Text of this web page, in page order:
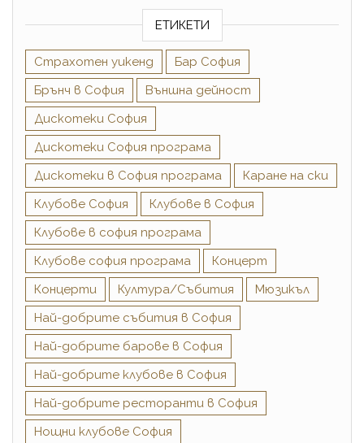
ЕТИКЕТИ
Cтрахотен уикенд
Бар София
Брънч в София
Външна дейност
Дискотеки София
Дискотеки София програма
Дискотеки в София програма
Каране на ски
Клубове София
Клубове в София
Клубове в софия програма
Клубове софия програма
Концерт
Концерти
Култура/Събития
Мюзикъл
Най-добрите cъбития в София
Най-добрите барове в София
Най-добрите клубове в София
Най-добрите ресторанти в София
Нощни клубове София